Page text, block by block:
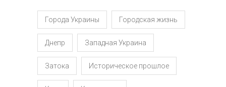
Города Украины Городская жизнь
Днепр Западная Украина
Затока Историческое прошлое